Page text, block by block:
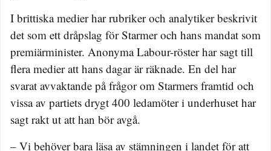
I brittiska medier har rubriker och analytiker beskrivit
det som ett dråpslag för Starmer och hans mandat som
premiärminister. Anonyma Labour-röster har sagt till
flera medier att hans dagar är räknade. En del har
svarat avvaktande på frågor om Starmers framtid och
vissa av partiets drygt 400 ledamöter i underhuset har
sagt rakt ut att han bör avgå.
– Vi behöver bara läsa av stämningen i landet för att